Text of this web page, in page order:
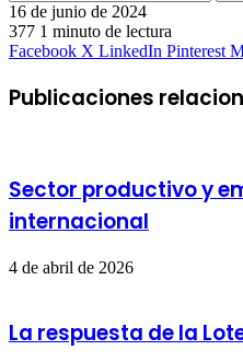
16 de junio de 2024
377 1 minuto de lectura
Facebook X LinkedIn Pinterest
Publicaciones
Sector productivo y
internacional
4 de abril de 2026
La respuesta de la